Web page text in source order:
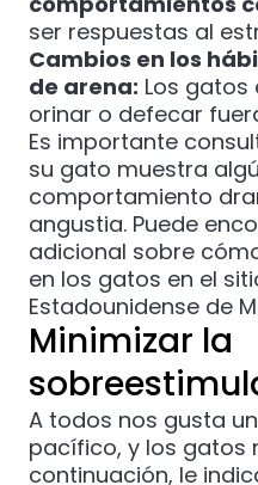
ser respuestas al
Cambios en los
de arena: Los gatos
orinar o defecar
Es importante
su gato muestra
comportamiento
angustia. Puede
adicional sobre
en los gatos en el
Estadounidense de
Minimizar la
A todos nos gusta
pacífico, y los gatos
continuación, le